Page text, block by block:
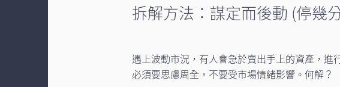
拆解方法：謀定而後動 (停幾
遇上波動市況，有人會急於賣出手上的資產，
必須要思慮周全，不要受市場情緒影響。何解？